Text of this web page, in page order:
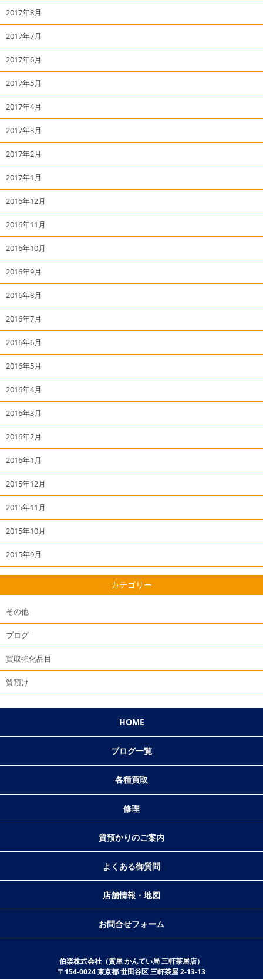
2017年8月
2017年7月
2017年6月
2017年5月
2017年4月
2017年3月
2017年2月
2017年1月
2016年12月
2016年11月
2016年10月
2016年9月
2016年8月
2016年7月
2016年6月
2016年5月
2016年4月
2016年3月
2016年2月
2016年1月
2015年12月
2015年11月
2015年10月
2015年9月
カテゴリー
その他
ブログ
買取強化品目
質預け
HOME
ブログ一覧
各種買取
修理
質預かりのご案内
よくある御質問
店舗情報・地図
お問合せフォーム
伯楽株式会社（質屋 かんてい局 三軒茶屋店）
〒154-0024 東京都 世田谷区 三軒茶屋 2-13-13